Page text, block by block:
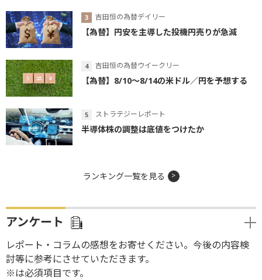
吉田恒の為替デイリー
【為替】円安を主導した投機円売りが急減
吉田恒の為替ウイークリー
【為替】8/10～8/14の米ドル／円を予想する
ストラテジーレポート
半導体株の調整は底値をつけたか
ランキング一覧を見る
アンケート
レポート・コラムの感想をお寄せください。今後の内容検
討等に参考にさせていただきます。
※は必須項目です。